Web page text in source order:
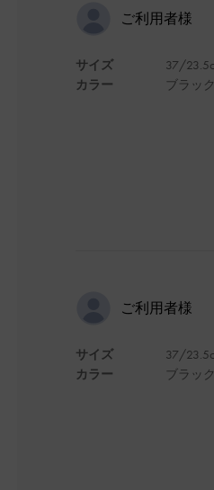
ご利用者様
サイズ
カラー
37/
ブラッ
ご利用者様
サイズ
カラー
37/
ブラッ